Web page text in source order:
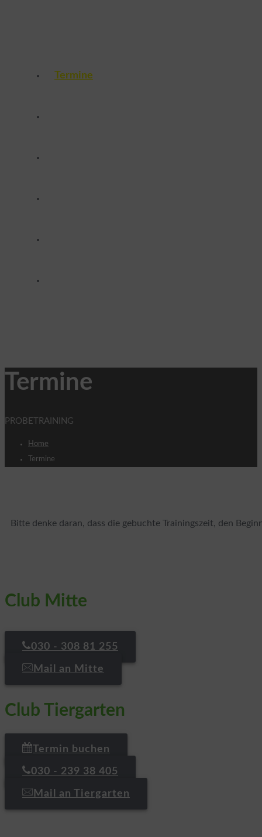
Termine
Termine
PROBETRAINING
Home
Termine
Bitte denke daran, dass die gebuchte Trainingszeit, den
Club Mitte
030 - 308 81 255
Mail an Mitte
Club Tiergarten
Termin buchen
030 - 239 38 405
Mail an Tiergarten